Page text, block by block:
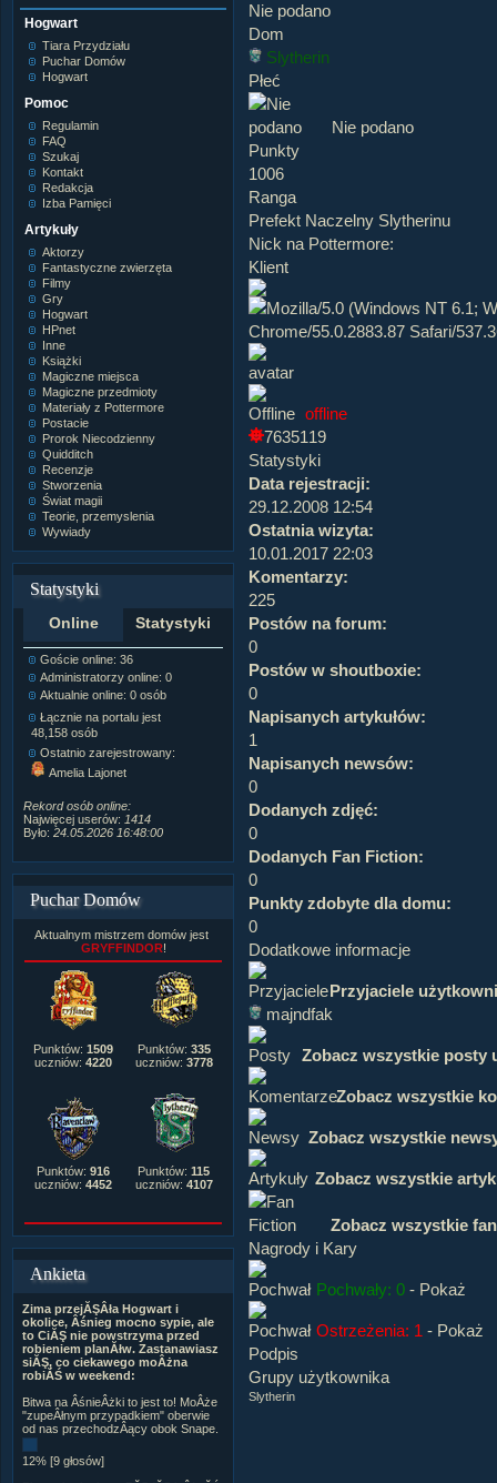
Hogwart
Tiara Przydziału
Puchar Domów
Hogwart
Pomoc
Regulamin
FAQ
Szukaj
Kontakt
Redakcja
Izba Pamięci
Artykuły
Aktorzy
Fantastyczne zwierzęta
Filmy
Gry
Hogwart
HPnet
Inne
Książki
Magiczne miejsca
Magiczne przedmioty
Materiały z Pottermore
Postacie
Prorok Niecodzienny
Quidditch
Recenzje
Stworzenia
Świat magii
Teorie, przemyslenia
Wywiady
Statystyki
Online Statystyki
Goście online: 36
Administratorzy online: 0
Aktualnie online: 0 osób
Łącznie na portalu jest
48,158 osób
Ostatnio zarejestrowany:
Amelia Lajonet
Rekord osób online:
Najwięcej userów: 1414
Było: 24.05.2026 16:48:00
Dodanych newsów: 10,564
Zdjęć w galerii:
Tematów na forum: 3,921
Komentarzy do materiałów:
222,019
Rozdanych pochwał:
Puchar Domów
Aktualnym mistrzem domów jest
GRYFFINDOR!
Punktów: 1509
uczniów: 4220
Punktów: 335
uczniów: 3778
Punktów: 916
uczniów: 4452
Punktów: 115
uczniów: 4107
Ankieta
Zima przejĂŞÂła Hogwart i
okolice, Âśnieg mocno sypie, ale
to CiĂŞ nie powstrzyma przed
robieniem planĂłw. Zastanawiasz
siĂŞ, co ciekawego moÂżna
robiĂŚ w weekend:
Bitwa na ÂśnieÂżki to jest to! MoÂże
"zupeÂłnym przypadkiem" oberwie
od nas przechodzÂący obok Snape.
12% [9 głosów]
Nie podano
Dom
Slytherin
Płeć
Nie podano
Punkty
1006
Ranga
Prefekt Naczelny Slytherinu
Nick na Pottermore:
Klient
offline
7635119
Statystyki
Data rejestracji:
29.12.2008 12:54
Ostatnia wizyta:
10.01.2017 22:03
Komentarzy:
225
Postów na forum:
0
Postów w shoutboxie:
0
Napisanych artykułów:
1
Napisanych newsów:
0
Dodanych zdjęć:
0
Dodanych Fan Fiction:
0
Punkty zdobyte dla domu:
0
Dodatkowe informacje
Przyjaciele
majndfak
Zobacz wszystkie posty
Zobacz wszystkie
Zobacz wszystkie
Zobacz wszystkie
Zobacz wszystkie
Nagrody i Kary
Pochwały: 0- Pokaż
Ostrzeżenia: 1 - Pokaż
Podpis
Grupy użytkownika
Slytherin